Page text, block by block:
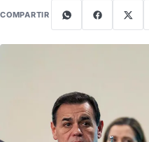
COMPARTIR